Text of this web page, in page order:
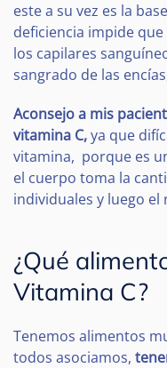
este a su vez es la
deficiencia impide
los capilares
sangrado de las
Aconsejo a mis
vitamina C,ya que
vitamina, porque es
el cuerpo toma la
individuales y luego el
¿Qué
Vitamina C?
Tenemos alimentos
todos asociamos,